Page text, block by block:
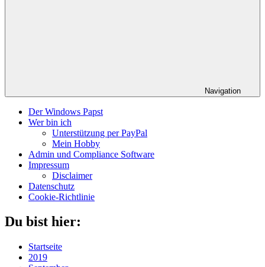
Navigation
Der Windows Papst
Wer bin ich
Unterstützung per PayPal
Mein Hobby
Admin und Compliance Software
Impressum
Disclaimer
Datenschutz
Cookie-Richtlinie
Du bist hier:
Startseite
2019